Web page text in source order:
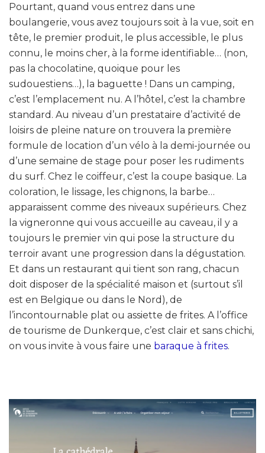
Pourtant, quand vous entrez dans une
boulangerie, vous avez toujours soit à la vue, soit en
tête, le premier produit, le plus accessible, le plus
connu, le moins cher, à la forme identifiable… (non,
pas la chocolatine, quoique pour les
sudouestiens…), la baguette ! Dans un camping,
c’est l’emplacement nu. A l’hôtel, c’est la chambre
standard. Au niveau d’un prestataire d’activité de
loisirs de pleine nature on trouvera la première
formule de location d’un vélo à la demi-journée ou
d’une semaine de stage pour poser les rudiments
du surf. Chez le coiffeur, c’est la coupe basique. La
coloration, le lissage, les chignons, la barbe…
apparaissent comme des niveaux supérieurs. Chez
la vigneronne qui vous accueille au caveau, il y a
toujours le premier vin qui pose la structure du
terroir avant une progression dans la dégustation.
Et dans un restaurant qui tient son rang, chacun
doit disposer de la spécialité maison et (surtout s’il
est en Belgique ou dans le Nord), de
l’incontournable plat ou assiette de frites. A l’office
de tourisme de Dunkerque, c’est clair et sans chichi,
on vous invite à vous faire une baraque à frites.